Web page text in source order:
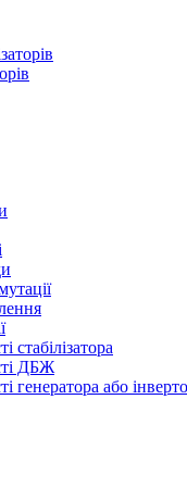
стабілізатора
ДБЖ
генератора або